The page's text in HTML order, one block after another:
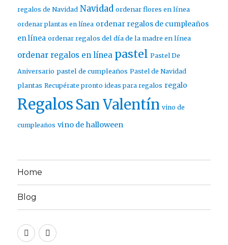
regalos de Navidad Navidad ordenar flores en línea
ordenar plantas en línea ordenar regalos de cumpleaños
en línea ordenar regalos del día de la madre en línea
ordenar regalos en línea pastel Pastel De
Aniversario pastel de cumpleaños Pastel de Navidad
plantas Recupérate pronto ideas para regalos regalo
Regalos San Valentín vino de
cumpleaños vino de halloween
Home
Blog
TwitterFacebook